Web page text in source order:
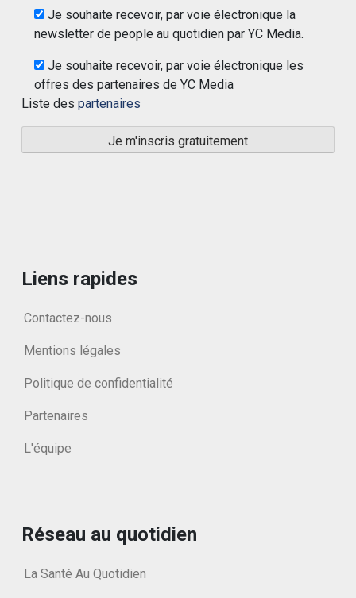
Je souhaite recevoir, par voie électronique la
newsletter de people au quotidien par YC Media.
Je souhaite recevoir, par voie électronique les
offres des partenaires de YC Media
Liste des partenaires
Liens rapides
Contactez-nous
Mentions légales
Politique de confidentialité
Partenaires
L'équipe
Réseau au quotidien
La Santé Au Quotidien